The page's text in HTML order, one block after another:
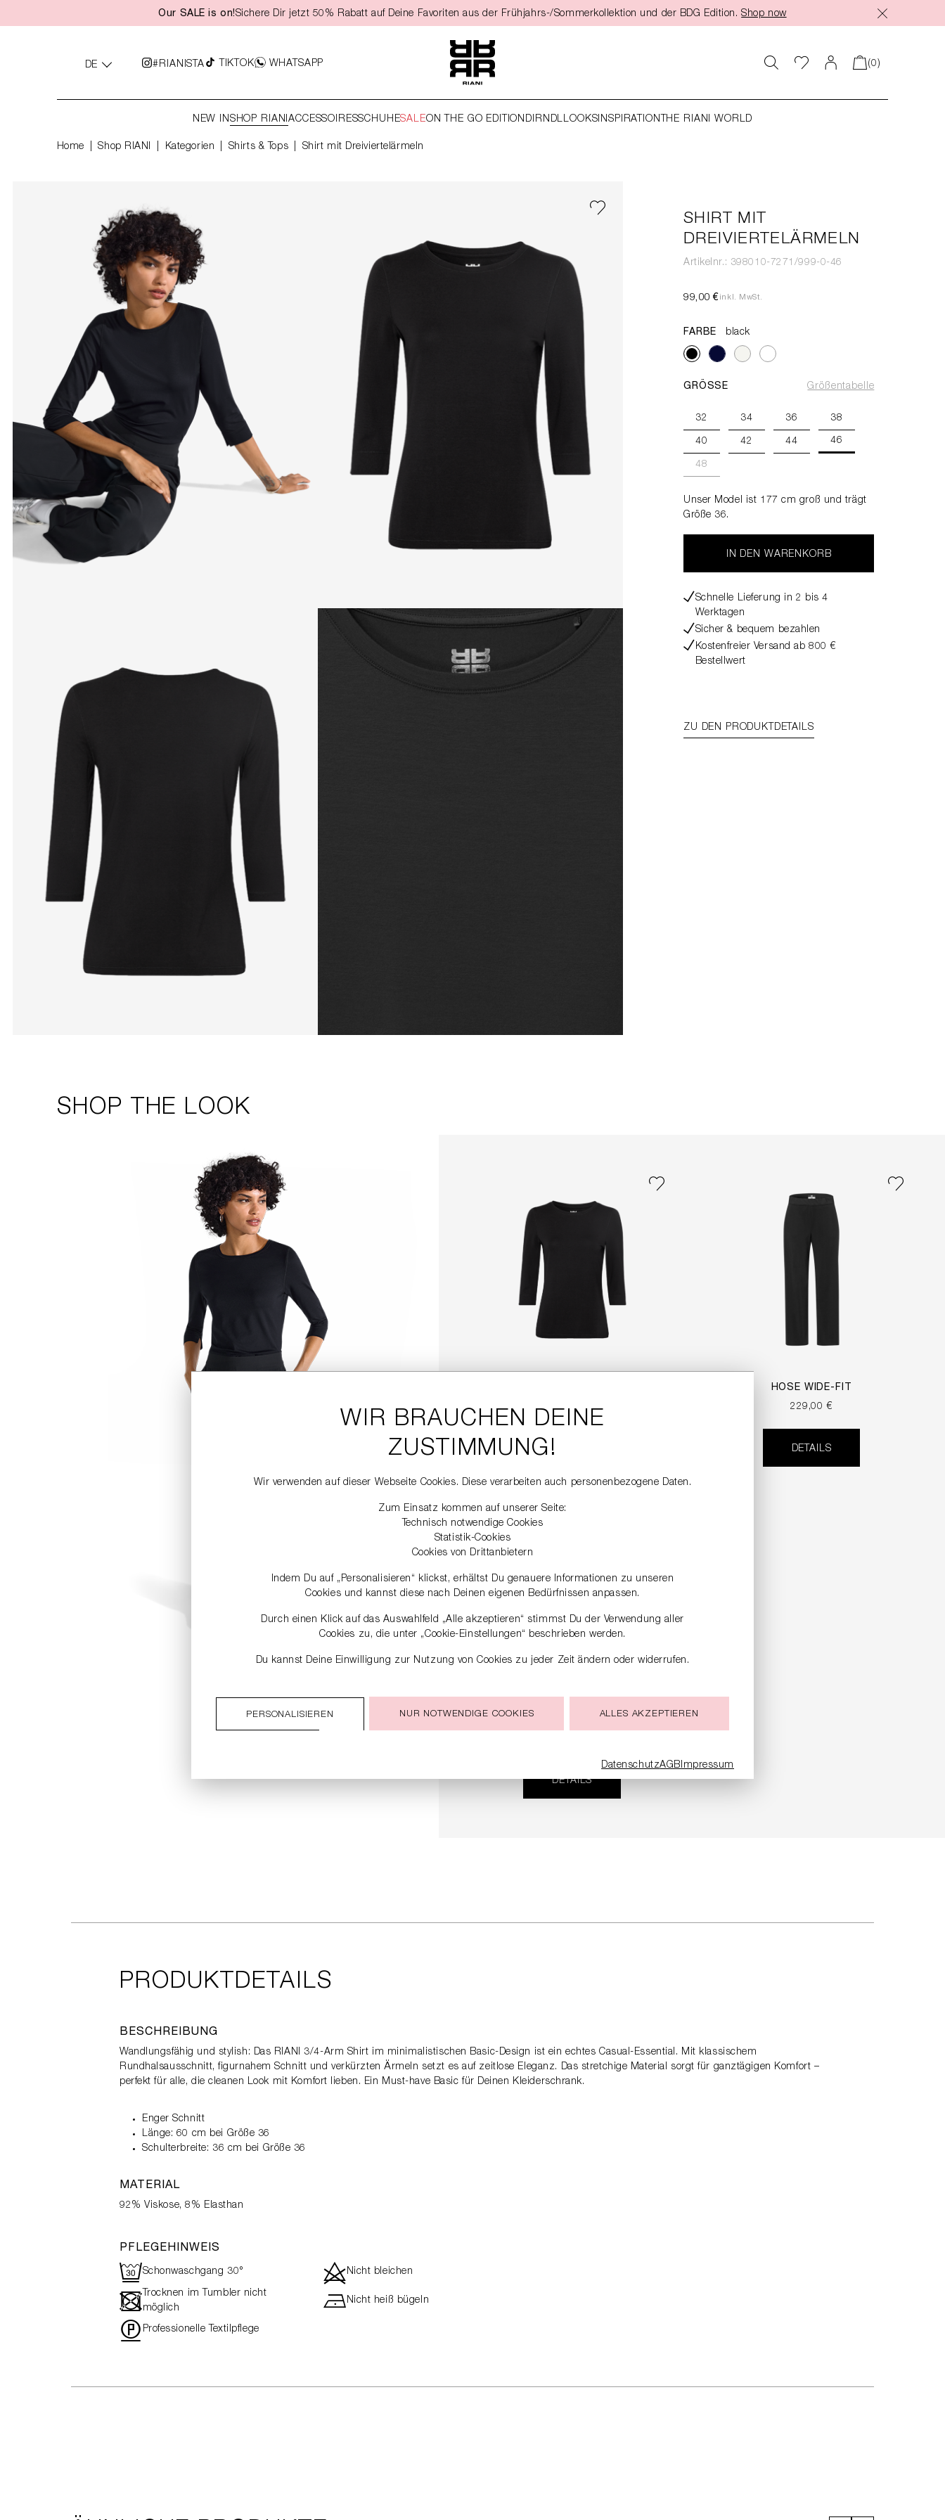
Zur Hauptnavigation springen
Our SALE is on!Sichere Dir jetzt 50% Rabatt auf Deine Favoriten aus der Frühjahrs-/Sommerkollektion und der BDG Edition. Shop now
DE #RIANISTA TIKTOK WHATSAPP (0)
NEW INSHOP RIANIACCESSOIRESSCHUHESALEON THE GO EDITION DIRNDLLOOKSINSPIRATION THE RIANI WORLD
Home Shop RIANI Kategorien Shirts & Tops Shirt mit Dreiviertelärmeln
SHIRT MIT
DREIVIERTELÄRMELN
Artikelnr.: 398010-7271/999-0-46
99,00 € inkl. MwSt.
FARBE black
GRÖSSE Größentabelle
32 34 36 38
40 42 44 46
48
Unser Model ist 177 cm groß und trägt
Größe 36.
IN DEN WARENKORB
Schnelle Lieferung in 2 bis 4
Werktagen
Sicher & bequem bezahlen
Kostenfreier Versand ab 800 €
Bestellwert
ZU DEN PRODUKTDETAILS
SHOP THE LOOK
99,00 €
DETAILS
HOSE WIDE-FIT
229,00 €
DETAILS
DETAILS
PRODUKTDETAILS
BESCHREIBUNG
Wandlungsfähig und stylish: Das RIANI 3/4-Arm Shirt im minimalistischen Basic-Design ist ein echtes Casual-Essential. Mit klassischem
Rundhalsausschnitt, figurnahem Schnitt und verkürzten Ärmeln setzt es auf zeitlose Eleganz. Das stretchige Material sorgt für ganztägigen Komfort –
perfekt für alle, die cleanen Look mit Komfort lieben. Ein Must-have Basic für Deinen Kleiderschrank.
Enger Schnitt
Länge: 60 cm bei Größe 36
Schulterbreite: 36 cm bei Größe 36
MATERIAL
92% Viskose, 8% Elasthan
PFLEGEHINWEIS
RSchonwaschgang 30° dNicht bleichen
- Trocknen im Tumbler nicht
möglich
hNicht heiß bügeln
" Professionelle Textilpflege
WIR BRAUCHEN DEINE
ZUSTIMMUNG!
Wir verwenden auf dieser Webseite Cookies. Diese verarbeiten auch personenbezogene Daten.
Zum Einsatz kommen auf unserer Seite:
Technisch notwendige Cookies
Statistik-Cookies
Cookies von Drittanbietern
Indem Du auf „Personalisieren“ klickst, erhältst Du genauere Informationen zu unseren
Cookies und kannst diese nach Deinen eigenen Bedürfnissen anpassen.
Durch einen Klick auf das Auswahlfeld „Alle akzeptieren“ stimmst Du der Verwendung aller
Cookies zu, die unter „Cookie-Einstellungen“ beschrieben werden.
Du kannst Deine Einwilligung zur Nutzung von Cookies zu jeder Zeit ändern oder widerrufen.
PERSONALISIEREN NUR NOTWENDIGE COOKIES ALLES AKZEPTIEREN
DatenschutzAGBImpressum